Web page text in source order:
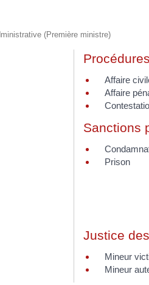
(Première ministre)
Affaire
Affaire
Sanctions
Prison
Justice
Mineur
Mineur